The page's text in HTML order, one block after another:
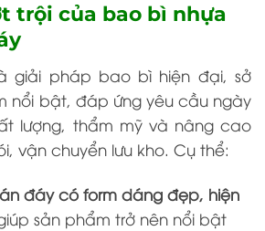
trội của bao bì nhựa
giải pháp bao bì hiện đại, sở
nổi bật, đáp ứng yêu cầu ngày
lượng, thẩm mỹ và nâng cao
vận chuyển lưu kho. Cụ thể:
đáy có form dáng đẹp, hiện
sản phẩm trở nên nổi bật